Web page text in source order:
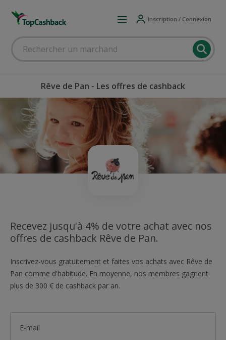
Inscription / Connexion
Rêve de Pan - Les offres de cashback
Recevez jusqu'à 4% de votre achat avec nos
offres de cashback Rêve de Pan.
Inscrivez-vous gratuitement et faites vos achats avec Rêve de
Pan comme d'habitude. En moyenne, nos membres gagnent
plus de 300 € de cashback par an.
E-mail